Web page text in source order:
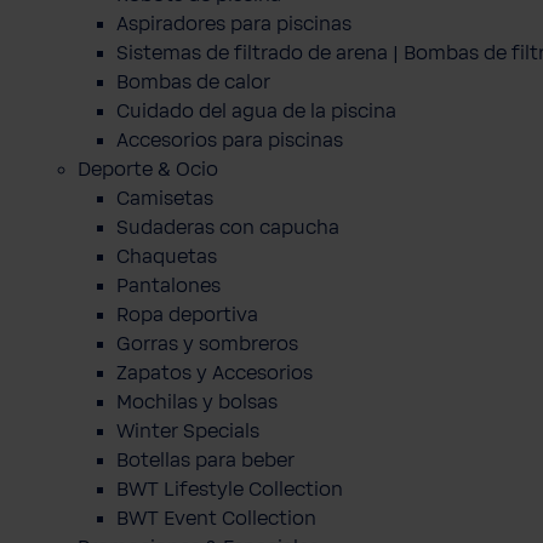
Aspiradores para piscinas
Sistemas de filtrado de arena | Bombas de
Bombas de calor
Cuidado del agua de la piscina
Accesorios para piscinas
Deporte & Ocio
Camisetas
Sudaderas con capucha
Chaquetas
Pantalones
Ropa deportiva
Gorras y sombreros
Zapatos y Accesorios
Mochilas y bolsas
Winter Specials
Botellas para beber
BWT Lifestyle Collection
BWT Event Collection